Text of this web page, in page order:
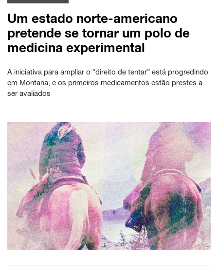
Um estado norte-americano
pretende se tornar um polo de
medicina experimental
A iniciativa para ampliar o “direito de tentar” está progredindo
em Montana, e os primeiros medicamentos estão prestes a
ser avaliados